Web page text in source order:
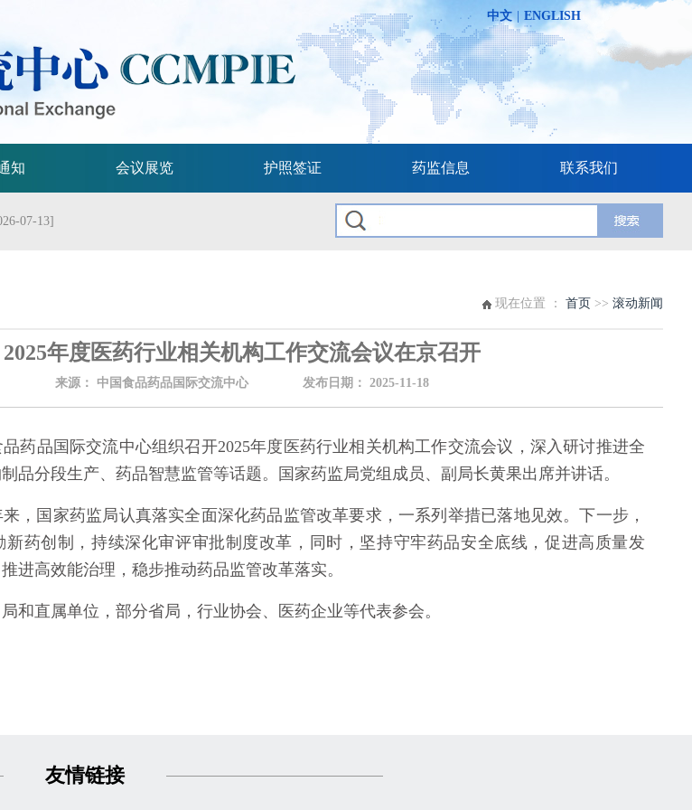
中文 ENGLISH
知 会议展览 护照签证 药监信息 联系我们
07-13]
现在位置 ： 首页 >> 滚动新闻
2025年度医药行业相关机构工作交流会议在京召开
来源： 中国食品药品国际交流中心 发布日期： 2025-11-18
品国际交流中心组织召开2025年度医药行业相关机构工作交流会议，深入研讨推进全
品分段生产、药品智慧监管等话题。国家药监局党组成员、副局长黄果出席并讲话。
国家药监局认真落实全面深化药品监管改革要求，一系列举措已落地见效。下一步，
新药创制，持续深化审评审批制度改革，同时，坚持守牢药品安全底线，促进高质量发
进高效能治理，稳步推动药品监管改革落实。
直属单位，部分省局，行业协会、医药企业等代表参会。
友情链接